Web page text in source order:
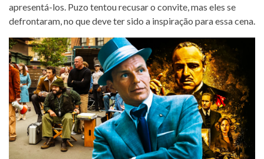
apresentá-los. Puzo tentou recusar o convite, mas eles se
defrontaram, no que deve ter sido a inspiração para essa cena.